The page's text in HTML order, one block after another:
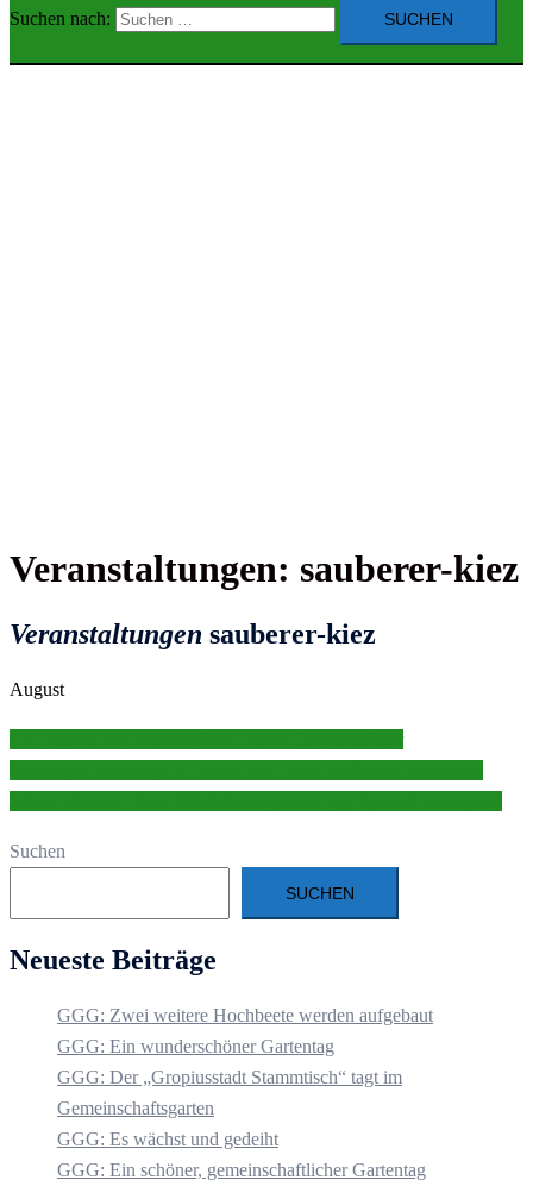
Suchen nach:
Veranstaltungen: sauberer-kiez
Veranstaltungen sauberer-kiez
August
Suchen
SUCHEN
Neueste Beiträge
GGG: Zwei weitere Hochbeete werden aufgebaut
GGG: Ein wunderschöner Gartentag
GGG: Der „Gropiusstadt Stammtisch“ tagt im
Gemeinschaftsgarten
GGG: Es wächst und gedeiht
GGG: Ein schöner, gemeinschaftlicher Gartentag